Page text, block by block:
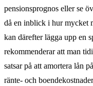
pensionsprognos eller se
då en inblick i hur mycket
kan därefter lägga upp en
rekommenderar att man
satsar på att amortera lån
ränte- och